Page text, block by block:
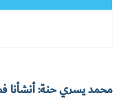
محمد يسري حنة: أنشأنا